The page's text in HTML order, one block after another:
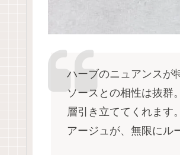
ハーブのニュアンスが
ソースとの相性は抜群
層引き立ててくれます
アージュが、無限にル